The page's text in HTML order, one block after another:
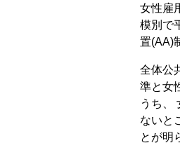
女性雇
模別で
置(AA)
全体公
準と女
うち、
ないと
とが明